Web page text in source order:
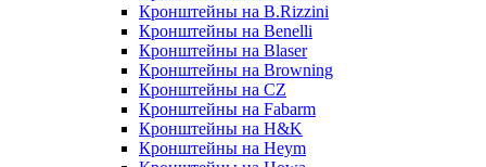
Кронштейны на B.Rizzini
Кронштейны на Benelli
Кронштейны на Blaser
Кронштейны на Browning
Кронштейны на CZ
Кронштейны на Fabarm
Кронштейны на H&K
Кронштейны на Heym